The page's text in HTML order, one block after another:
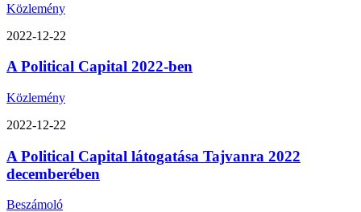
Közlemény
2022-12-22
A Political Capital 2022-ben
Közlemény
2022-12-22
A Political Capital látogatása Tajvanra 2022
decemberében
Beszámoló